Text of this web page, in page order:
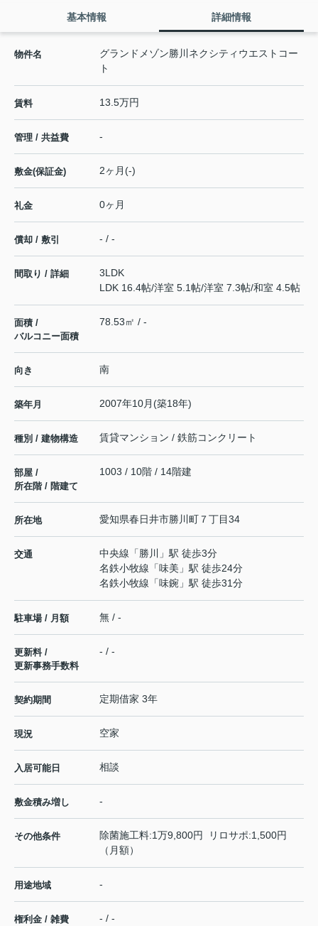
基本情報 詳細情報
物件名
グランドメゾン勝川ネクシティウエストコー
ト
賃料 13.5万円
管理 / 共益費 -
敷金(保証金) 2ヶ月(-)
礼金 0ヶ月
償却 / 敷引 - / -
間取り / 詳細
3LDK
LDK 16.4帖/洋室 5.1帖/洋室 7.3帖/和室 4.5帖
面積 /
バルコニー面積
78.53㎡ / -
向き 南
築年月 2007年10月(築18年)
種別 / 建物構造 賃貸マンション / 鉄筋コンクリート
部屋 /
所在階 / 階建て
1003 / 10階 / 14階建
所在地 愛知県春日井市勝川町 ７丁目34
交通 中央線 「 勝川
」駅 徒歩3分
名鉄小牧線 「味美 」駅 徒歩24分
名鉄小牧線 「味鋺 」駅 徒歩31分
駐車場 / 月額 無 / -
更新料 /
更新事務手数料
- / -
契約期間 定期借家 3年
現況 空家
入居可能日 相談
敷金積み増し -
その他条件
除菌施工料:1万9,800円 リロサポ:1,500円
（月額）
用途地域 -
権利金 / 雑費 - / -